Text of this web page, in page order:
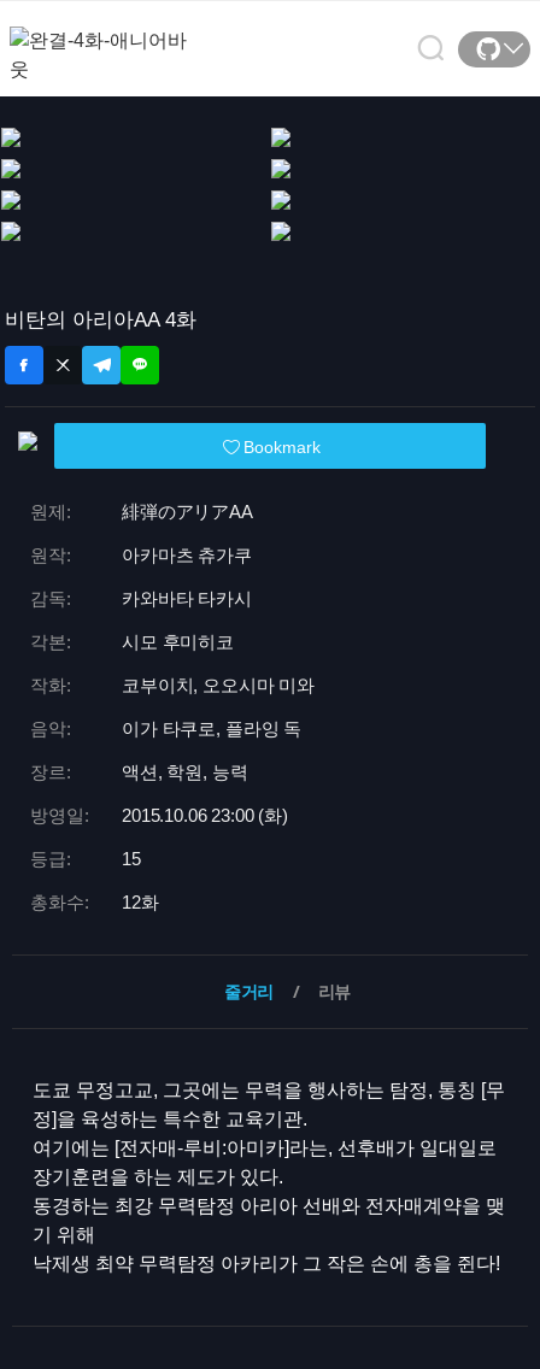
비탄의 아리아AA 4화
Bookmark
원제: 緋弾のアリアAA
원작: 아카마츠 츄가쿠
감독: 카와바타 타카시
각본: 시모 후미히코
작화: 코부이치, 오오시마 미와
음악: 이가 타쿠로, 플라잉 독
장르: 액션, 학원, 능력
방영일: 2015.10.06 23:00 (화)
등급: 15
총화수: 12화
줄거리 리뷰
도쿄 무정고교, 그곳에는 무력을 행사하는 탐정, 통칭 [무
정]을 육성하는 특수한 교육기관.
여기에는 [전자매-루비:아미카]라는, 선후배가 일대일로
장기훈련을 하는 제도가 있다.
동경하는 최강 무력탐정 아리아 선배와 전자매계약을 맺
기 위해
낙제생 최약 무력탐정 아카리가 그 작은 손에 총을 쥔다!